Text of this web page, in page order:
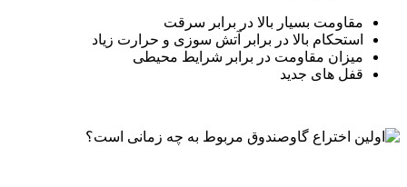
مقاومت بسیار بالا در برابر سرقت
استحکام بالا در برابر آتش سوزی و حرارت زیاد
میزان مقاومت در برابر شرایط محیطی
قفل ‌های جدید